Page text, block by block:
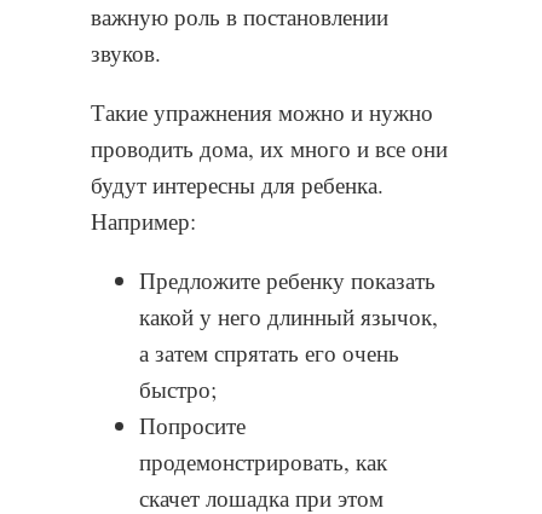
важную роль в постановлении
звуков.
Такие упражнения можно и нужно
проводить дома, их много и все они
будут интересны для ребенка.
Например:
Предложите ребенку показать
какой у него длинный язычок,
а затем спрятать его очень
быстро;
Попросите
продемонстрировать, как
скачет лошадка при этом